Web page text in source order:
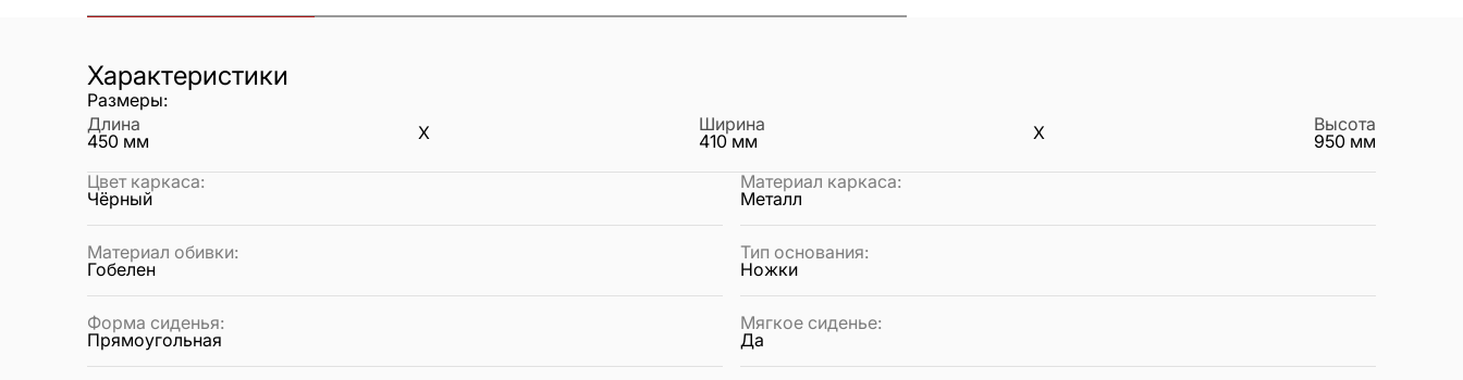
Характеристики
Размеры:
Длина
450 мм X
Ширина
410 мм X
Высота
950 мм
Цвет каркаса:
Чёрный
Материал каркаса:
Металл
Материал обивки:
Гобелен
Тип основания:
Ножки
Форма сиденья:
Прямоугольная
Мягкое сиденье:
Да